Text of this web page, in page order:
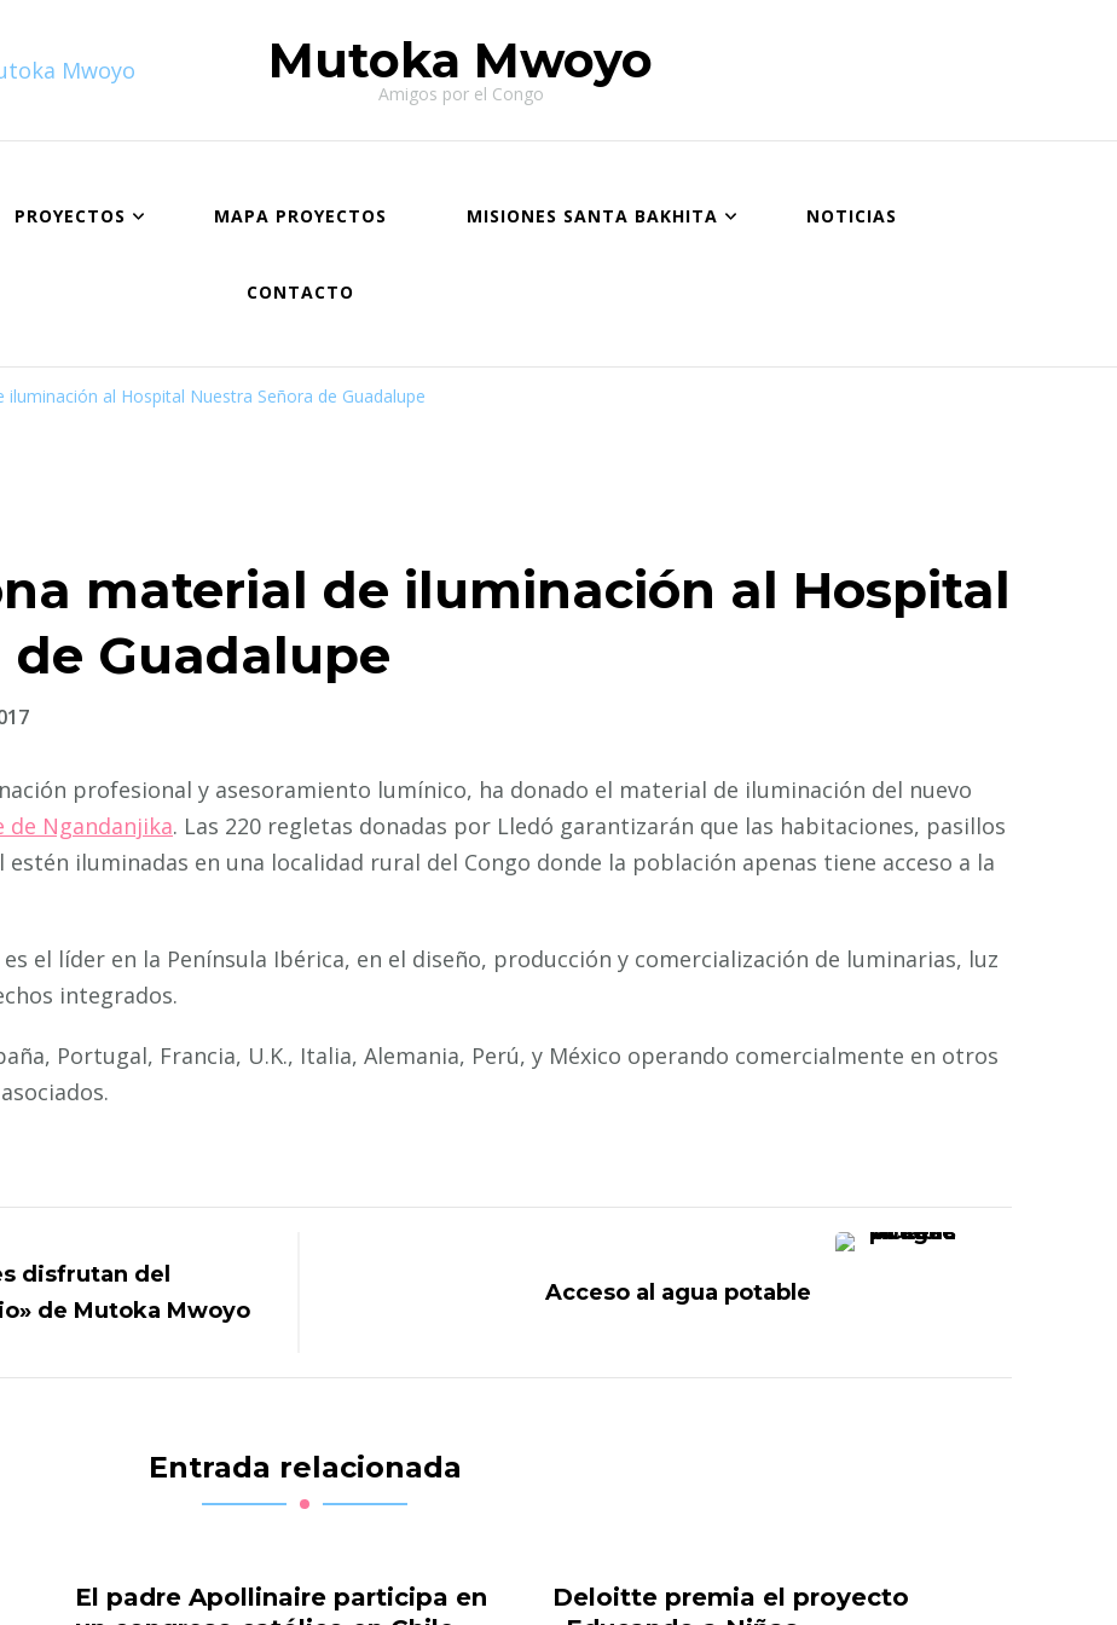
Mutoka Mwoyo
Amigos por el Congo
PROYECTOS MAPA PROYECTOS MISIONES SANTA BAKHITA NOTICIAS
CONTACTO
al Hospital Nuestra Señora de Guadalupe
material de iluminación al Hospital
de Guadalupe
profesional y asesoramiento lumínico, ha donado el material de iluminación del nuevo
de Ngandanjika. Las 220 regletas donadas por Lledó garantizarán que las habitaciones, pasillos
iluminadas en una localidad rural del Congo donde la población apenas tiene acceso a la
el líder en la Península Ibérica, en el diseño, producción y comercialización de luminarias, luz
integrados.
Portugal, Francia, U.K., Italia, Alemania, Perú, y México operando comercialmente en otros
disfrutan del
de Mutoka Mwoyo
Acceso al agua potable
Entrada relacionada
El padre Apollinaire participa en
Deloitte premia el proyecto